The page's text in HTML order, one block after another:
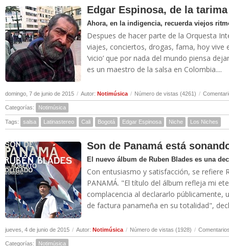
Edgar Espinosa, de la
Ahora, en la indigencia, recuerda viejos
Despues de hacer parte de la Orquesta
viajes, conciertos, drogas, fama, hoy vive
‘vicio’ que por nada del mundo piensa
es un maestro de la salsa en Colombia....
domingo, 7 de junio de 2015 / Autor: Notimúsica / Número de vistas (4261) /
Categorías: Notimúsica
Tags: salsa Latinastereo Cali Bogotá Edgar Espinosa Niche Los Niches
Son de Panamá está
El nuevo álbum de Ruben Blades es una
Con entusiasmo y satisfacción, se refiere
PANAMÁ. "El título del álbum refleja mi
complacencia al declararlo públicamente,
de factura panameña en su totalidad",
jueves, 4 de junio de 2015 / Autor: Notimúsica / Número de vistas (1928) /
Categorías: Notimúsica